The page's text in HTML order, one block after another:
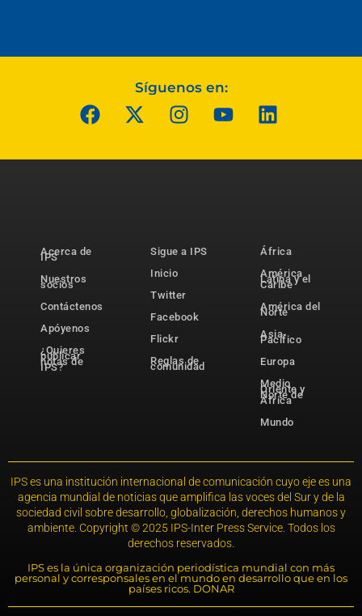
Síguenos en:
Acerca de
IPS
Nuestros
socios
Contáctenos
Apóyenos
¿Quieres
publicar
notas de
IPS?
Sigue a IPS
Inicio
Twitter
Facebook
Flickr
Reglas de
comunidad
África
América
Latina y el
Caribe
América del
Norte
Asia-
Pacífico
Europa
Medio
Oriente y
Norte de
África
Mundo
IPS es una institución internacional de comunicación cuyo eje es una
agencia mundial de noticias que amplifica las voces del Sur y de la
sociedad civil sobre desarrollo, globalización, derechos humanos y
ambiente. Copyright © 2025 IPS-Inter Press Service. Todos los
derechos reservados.
IPS es la única organización periodística mundial con más
personal y corresponsales en el mundo en desarrollo que en los
países ricos. DONAR